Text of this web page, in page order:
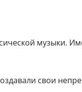
музыки.
свои